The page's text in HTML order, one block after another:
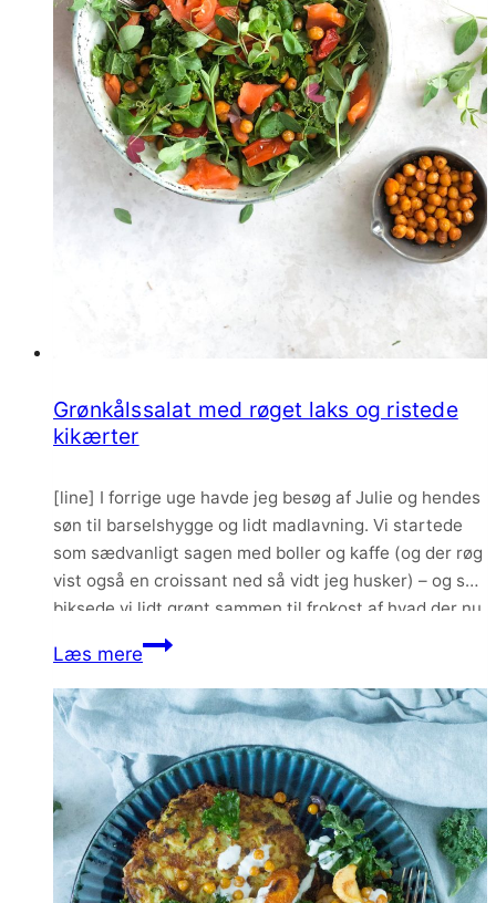
Grønkålssalat med røget laks og ristede
kikærter
[line] I forrige uge havde jeg besøg af Julie og hendes
søn til barselshygge og lidt madlavning. Vi startede
som sædvanligt sagen med boller og kaffe (og der røg
vist også en croissant ned så vidt jeg husker) – og så
biksede vi lidt grønt sammen til frokost af hvad der nu
havde gemt sig…
Læs mereGrønkålssalat
røget
laks
og
ristede
kikærter